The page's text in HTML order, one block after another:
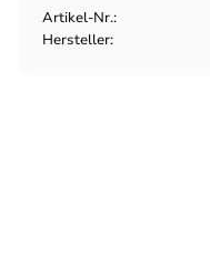
Artikel-Nr.
Hersteller